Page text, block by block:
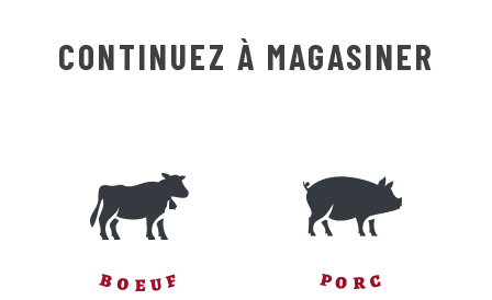
CONTINUEZ À MAGASINER
BO EUF PO RC